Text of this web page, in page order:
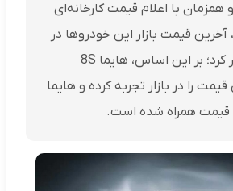
همزمان با اعلام قیمت کارخانه‌ای
قیمت بازار این خودروها در
۳۱ خرداد را منتشر کرد؛ بر این اساس، هایما 8S
را در بازار تجربه کرده و هایما